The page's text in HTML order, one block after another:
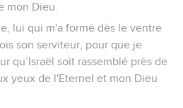
mon Dieu.
lui qui m'a formé dès le ventre
son serviteur, pour que je
qu’Israël soit rassemblé près de
yeux de l'Eternel et mon Dieu